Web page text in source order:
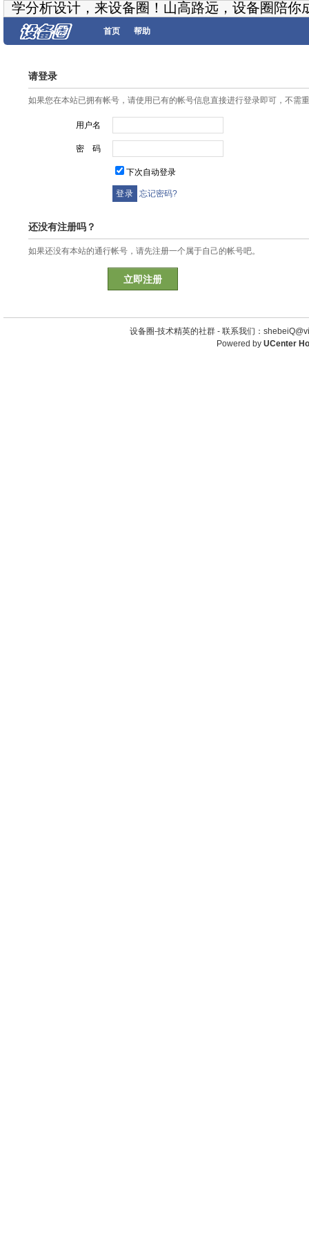
学分析设计，来设备圈！山高路远，设备圈陪你
首页 帮助
请登录
如果您在本站已拥有帐号，请使用已有的帐号信息直接进行登录即可，不需
用户名
密 码
下次自动登录
忘记密码?
还没有注册吗？
如果还没有本站的通行帐号，请先注册一个属于自己的帐号吧。
立即注册
设备圈-技术精英的社群 - 联系我们：
Powered by UCenter